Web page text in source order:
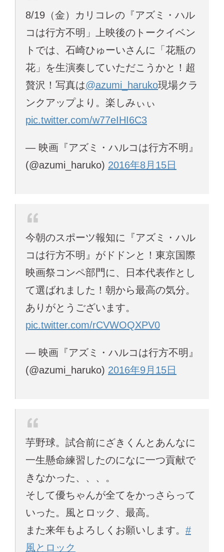
8/19（金）カリコレの『アズミ・ハル
コは行方不明」上映後のトークイベン
トでは、石崎ひゅーいさんに「花瓶の
花」を生演奏していただこうかと！超
贅沢！写真は@azumi_haruko現場クラ
ンクアップより。楽しみぃぃ
pic.twitter.com/w77eIHI6C3
— 映画『アズミ・ハルコは行方不明』
(@azumi_haruko) 2016年8月15日
今朝のスポーツ報知に『アズミ・ハル
コは行方不明』がドドンと！東京国際
映画祭コンペ部門に、日本代表作とし
て選ばれました！朝から最高の気分。
ありがとうございます。
pic.twitter.com/rCVWOQXPV0
— 映画『アズミ・ハルコは行方不明』
(@azumi_haruko) 2016年9月15日
芋野球。試合前にざきくんとあんなに
一生懸命練習したのになに一つ貢献で
きなかった、、、。
そして優ちゃんが全てをかっさらって
いった。風とロック、最高。
また来年もよろしくお願いします。 #
風とロック